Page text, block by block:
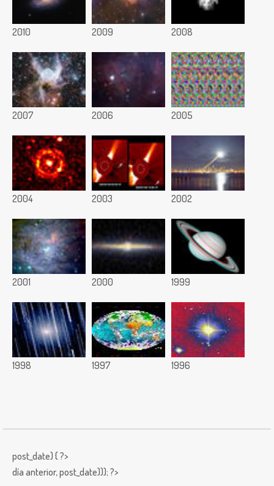
2010 2009 2008
2007 2006 2005
2004 2003 2002
2001 2000 1999
1998 1997 1996
post_date) { ?>
día anterior,post_date))); ?>